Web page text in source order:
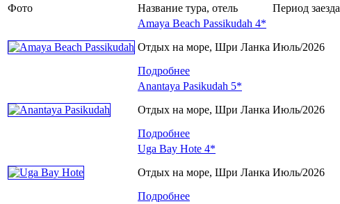
Фото
Название тура, отель Период заезда
Amaya Beach Passikudah 4*
Отдых на море, Шри Ланка
Подробнее
Июль/2026
Anantaya Pasikudah 5*
Отдых на море, Шри Ланка
Подробнее
Июль/2026
Uga Bay Hote 4*
Отдых на море, Шри Ланка
Подробнее
Июль/2026